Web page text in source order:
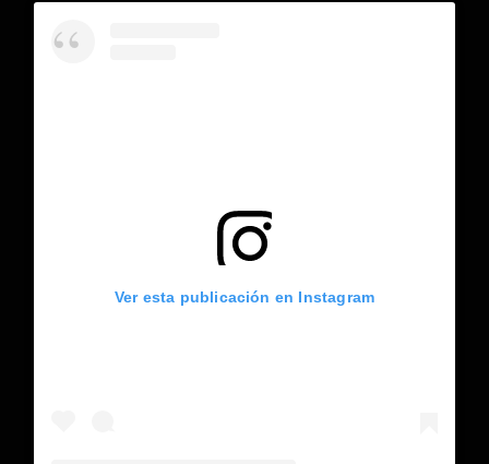
Ver esta publicación en Instagram